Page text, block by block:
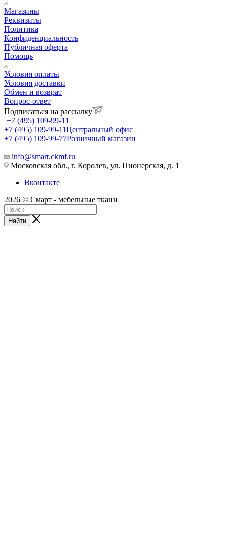
Магазины
Реквизиты
Политика
Конфиденциальность
Публичная оферта
Помощь
Условия оплаты
Условия доставки
Обмен и возврат
Вопрос-ответ
Подписаться на рассылку
+7 (495) 109-99-11
+7 (495) 109-99-11Центральный офис
+7 (495) 109-99-77Розничный магазин
info@smart.ckmf.ru
Московская обл., г. Королев, ул. Пионерская, д. 1
Вконтакте
2026 © Смарт - мебельные ткани
Найти